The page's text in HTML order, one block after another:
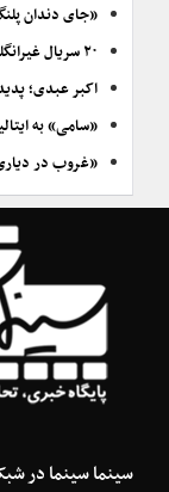
«جای دندان
۲۰ سریال غیرانگلیسی‌زبان برگزیده سال‌های اخیر
اکبر عبدی؛
«سامی» به
«غروب در
سینما سینما در